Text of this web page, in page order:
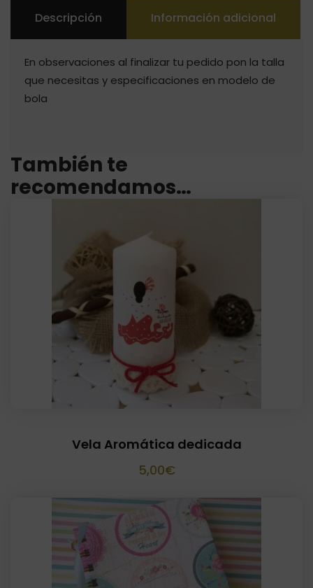
Descripción Información adicional
En observaciones al finalizar tu pedido pon la talla
que necesitas y especificaciones en modelo de
bola
También te
recomendamos…
Vela Aromática dedicada
5,00€